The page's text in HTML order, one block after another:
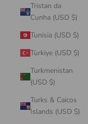
Tristan da
Cunha (USD $)
Tunisia (USD $)
Türkiye (USD $)
Turkmenistan
(USD $)
Turks & Caicos
Islands (USD $)